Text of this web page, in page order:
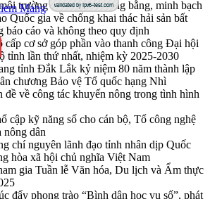
trường kinh doanh công bằng, minh bạch
Quốc gia về chống khai thác hải sản bất
báo cáo và không theo quy định
cơ sở góp phần vào thanh công Đại hội
tỉnh lần thứ nhất, nhiệm kỳ 2025-2030
tỉnh Đắk Lắk kỷ niệm 80 năm thành lập
chương Bảo vệ Tổ quốc hạng Nhì
đề về công tác khuyến nông trong tình hình
cập kỹ năng số cho cán bộ, Tổ công nghệ
nông dân
chí nguyên lãnh đạo tỉnh nhân dịp Quốc
hòa xã hội chủ nghĩa Việt Nam
gia Tuần lễ Văn hóa, Du lịch và Ẩm thực
đẩy phong trào “Bình dân học vụ số”, phát